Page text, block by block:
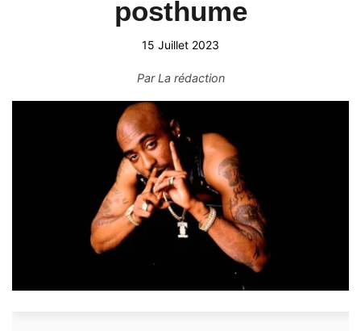
posthume
15 Juillet 2023
ParLa rédaction